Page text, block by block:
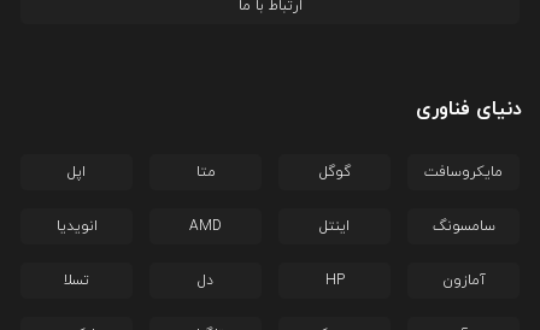
ارتباط با ما
دنیای فناوری
مایکروسافت گوگل متا اپل
سامسونگ اینتل AMD انویدیا
آمازون HP دل تسلا